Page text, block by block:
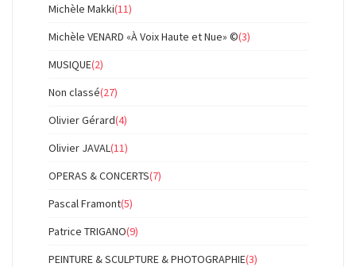
Michèle Makki(11)
Michèle VENARD «À Voix Haute et Nue» ©(3)
MUSIQUE(2)
Non classé(27)
Olivier Gérard(4)
Olivier JAVAL (11)
OPERAS & CONCERTS(7)
Pascal Framont(5)
Patrice TRIGANO(9)
PEINTURE & SCULPTURE & PHOTOGRAPHIE(3)